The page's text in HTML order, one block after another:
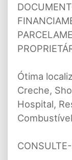
Ótima
Creche,
Hospital,